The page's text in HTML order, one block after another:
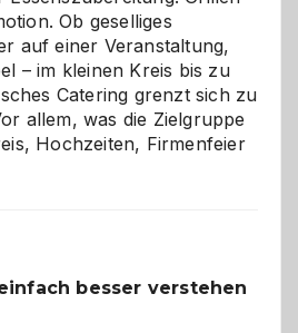
Ob geselliges
auf einer Veranstaltung,
– im kleinen Kreis bis zu
Catering grenzt sich zu
allem, was die Zielgruppe
Hochzeiten, Firmenfeier
besser verstehen